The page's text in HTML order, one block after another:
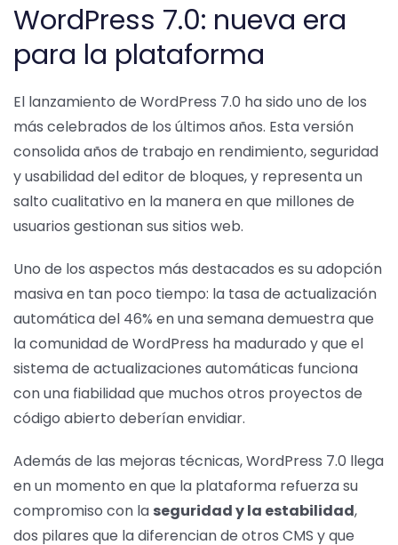
WordPress 7.0: nueva era
para la plataforma
El lanzamiento de WordPress 7.0 ha sido uno de los
más celebrados de los últimos años. Esta versión
consolida años de trabajo en rendimiento, seguridad
y usabilidad del editor de bloques, y representa un
salto cualitativo en la manera en que millones de
usuarios gestionan sus sitios web.
Uno de los aspectos más destacados es su adopción
masiva en tan poco tiempo: la tasa de actualización
automática del 46% en una semana demuestra que
la comunidad de WordPress ha madurado y que el
sistema de actualizaciones automáticas funciona
con una fiabilidad que muchos otros proyectos de
código abierto deberían envidiar.
Además de las mejoras técnicas, WordPress 7.0 llega
en un momento en que la plataforma refuerza su
compromiso con la seguridad y la estabilidad,
dos pilares que la diferencian de otros CMS y que